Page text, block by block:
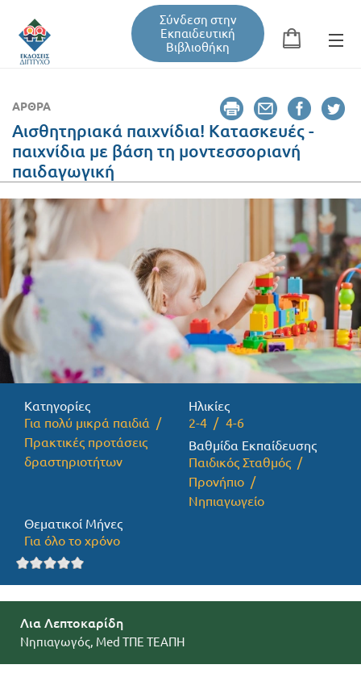
Σύνδεση στην
Εκπαιδευτική
Βιβλιοθήκη
Φόρμα αναζήτησης
Εκπαιδευτική Βιβλιοθήκη
Βιβλία
Σεμινάρια / Συνέδρια
Τεύχη Περιοδικών
Προσφορές
ΆΡΘΡΑ
Αισθητηριακά παιχνίδια! Κατασκευές -
παιχνίδια με βάση τη μοντεσσοριανή
παιδαγωγική
Κατηγορίες
Για πολύ μικρά παιδιά
Πρακτικές προτάσεις
δραστηριοτήτων
Ηλικίες
2-4
4-6
Βαθμίδα Εκπαίδευσης
Παιδικός Σταθμός
Προνήπιο
Νηπιαγωγείο
Θεματικοί Μήνες
Για όλο το χρόνο
Λια Λεπτοκαρίδη
Νηπιαγωγός, Med ΤΠΕ ΤΕΑΠΗ